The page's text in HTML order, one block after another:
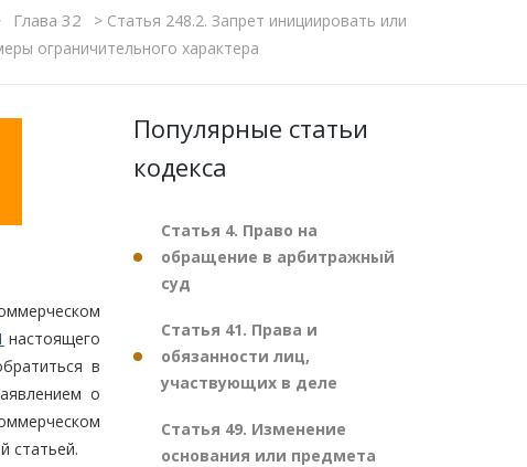
Глава 32 > Статья 248.2. Запрет инициировать или
ограничительного характера
настоящего
в
о
статьей.
Популярные статьи
кодекса
Статья 4. Право на
обращение в арбитражный
суд
Статья 41. Права и
обязанности лиц,
участвующих в деле
Статья 49. Изменение
основания или предмета